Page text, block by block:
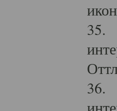
35.
36.